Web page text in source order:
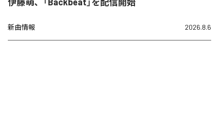
新曲情報 2026.8.6